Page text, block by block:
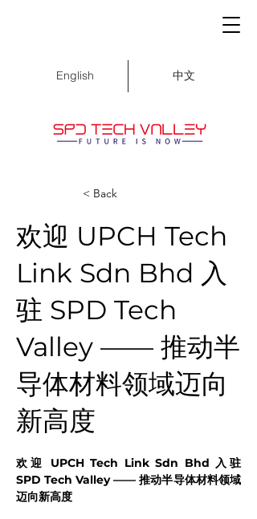
English 中文
< Back
欢迎 UPCH Tech
Link Sdn Bhd 入
驻 SPD Tech
Valley —— 推动半
导体材料领域迈向
新高度
欢迎 UPCH Tech Link Sdn Bhd 入驻
SPD Tech Valley —— 推动半导体材料领域
迈向新高度